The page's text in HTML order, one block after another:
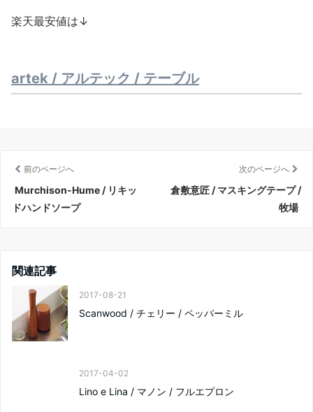
楽天最安値は↓
artek / アルテック / テーブル
前のページへ
Murchison-Hume / リキッ
ドハンドソープ
次のページへ
倉敷意匠 / マスキングテープ /
牧場
関連記事
2017-08-21
Scanwood / チェリー / ペッパーミル
2017-04-02
Lino e Lina / マノン / フルエプロン